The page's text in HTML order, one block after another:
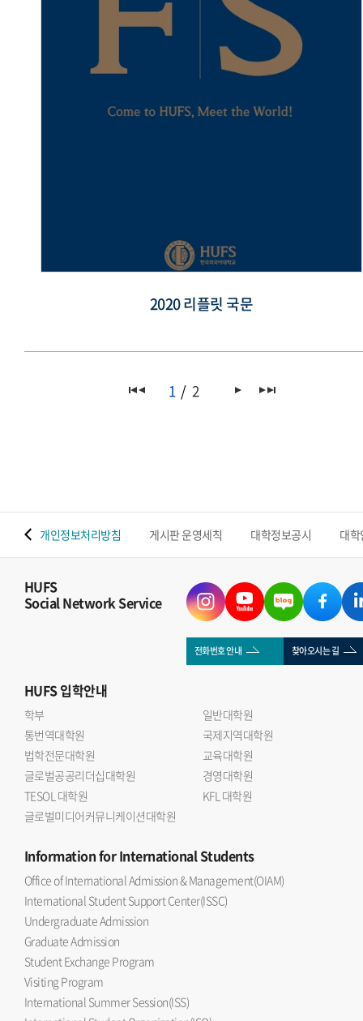
2020 리플릿 국문
1 2
개인정보처리방침 게시판 운영세칙 대학정보공시 대
HUFS
Social Network Service
전화번호 안내 찾아오시는 길
HUFS입학안내
학부
일반대학원
통번역대학원
국제지역대학원
법학전문대학원
교육대학원
글로벌공공리더십대학원
경영대학원
TESOL 대학원
KFL 대학원
글로벌미디어커뮤니케이션대학원
Informationfor International Students
Office of International Admission & Management(OIAM)
International Student Support Center(ISSC)
Undergraduate Admission
Graduate Admission
Student Exchange Program
Visiting Program
International Summer Session(ISS)